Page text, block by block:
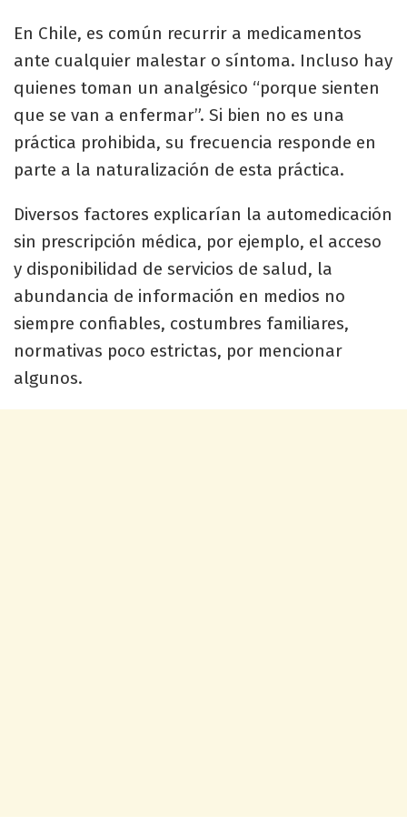
En Chile, es común recurrir a medicamentos
ante cualquier malestar o síntoma. Incluso hay
quienes toman un analgésico “porque sienten
que se van a enfermar”. Si bien no es una
práctica prohibida, su frecuencia responde en
parte a la naturalización de esta práctica.
Diversos factores explicarían la automedicación
sin prescripción médica, por ejemplo, el acceso
y disponibilidad de servicios de salud, la
abundancia de información en medios no
siempre confiables, costumbres familiares,
normativas poco estrictas, por mencionar
algunos.